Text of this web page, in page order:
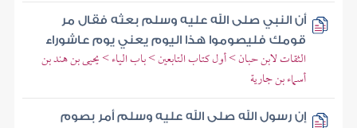
أن النبي صلى الله عليه وسلم بعثه فقال مر
قومك فليصوموا هذا اليوم يعني يوم عاشوراء
الثقات لابن حبان > أول كتاب التابعين > باب الياء > يحيى بن هند بن
أسماء بن جارية
إن رسول الله صلى الله عليه وسلم أمر بصوم